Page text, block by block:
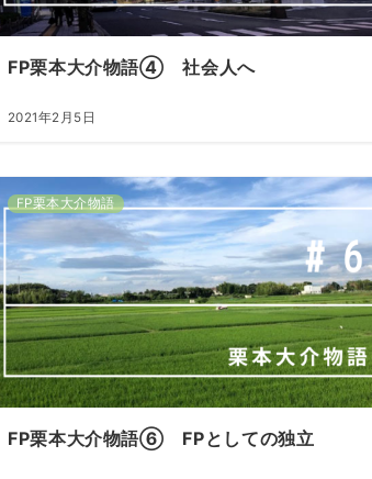
FP栗本大介物語④ 社会人へ
2021年2月5日
FP栗本大介物語
FP栗本大介物語⑥ FPとしての独立